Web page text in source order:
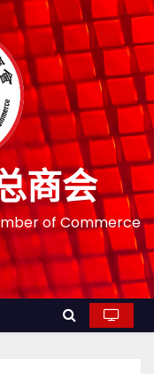
商会
of Commerce